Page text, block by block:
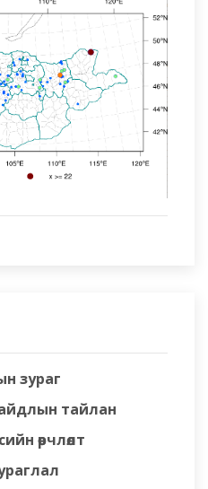
зураг
тайлан
өөрчлөлт